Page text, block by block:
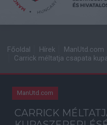
Főoldal Hírek
ManUtd.com
Carrick méltatja csapata
ManUtd.com
CARRICK